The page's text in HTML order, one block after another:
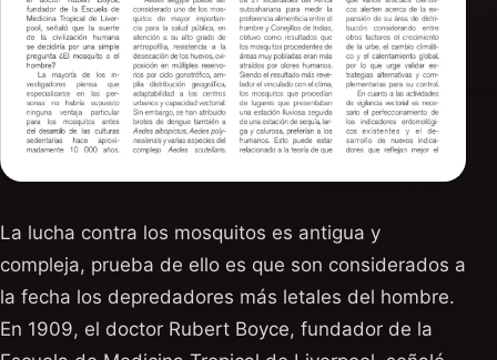
La lucha contra los mosquitos es antigua y
compleja, prueba de ello es que son considerados a
la fecha los depredadores más letales del hombre.
En 1909, el doctor Rubert Boyce, fundador de la